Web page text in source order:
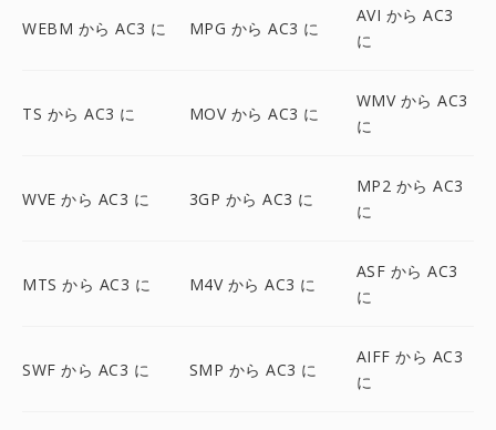
WEBM から AC3 に MPG から AC3 に
AVI から AC3
に
TS から AC3 に MOV から AC3 に
WMV から AC3
に
WVE から AC3 に 3GP から AC3 に
MP2 から AC3
に
MTS から AC3 に M4V から AC3 に
ASF から AC3
に
SWF から AC3 に SMP から AC3 に
AIFF から AC3
に